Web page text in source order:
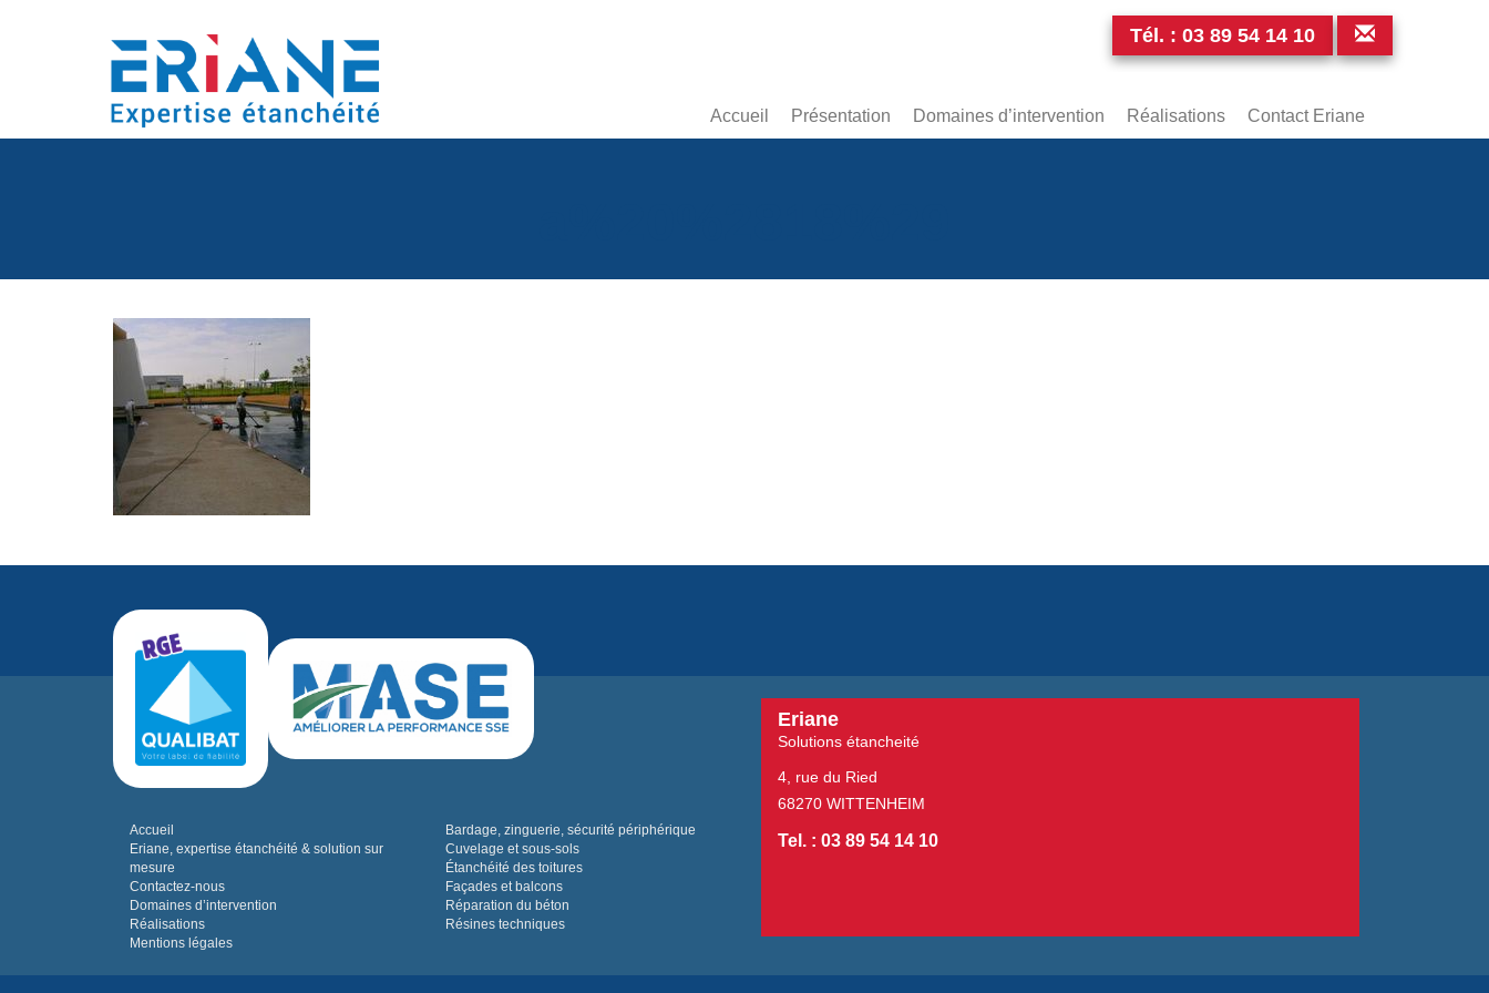
Tél. : 03 89 54 14 10
Accueil Présentation Domaines d’intervention Réalisations Contact Eriane
Accueil
Eriane, expertise étanchéité & solution sur
mesure
Contactez-nous
Domaines d’intervention
Réalisations
Mentions légales
Bardage, zinguerie, sécurité périphérique
Cuvelage et sous-sols
Étanchéité des toitures
Façades et balcons
Réparation du béton
Résines techniques
Eriane
Solutions étancheité
4, rue du Ried
68270 WITTENHEIM
Tel. : 03 89 54 14 10